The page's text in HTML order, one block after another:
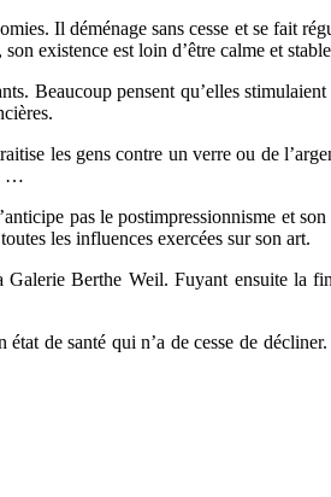
Il déménage sans cesse et se fait
existence est loin d’être calme et
Beaucoup pensent qu’elles
les gens contre un verre ou de
…
pas le postimpressionnisme et
les influences exercées sur son art.
Berthe Weil. Fuyant ensuite la
de santé qui n’a de cesse de